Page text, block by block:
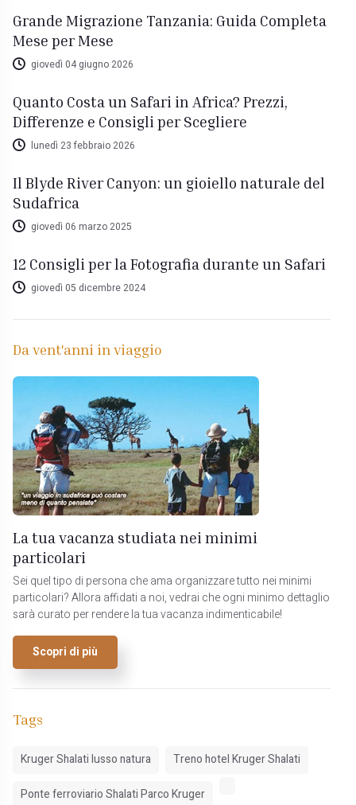
Grande Migrazione Tanzania: Guida Completa
Mese per Mese
giovedì 04 giugno 2026
Quanto Costa un Safari in Africa? Prezzi,
Differenze e Consigli per Scegliere
lunedì 23 febbraio 2026
Il Blyde River Canyon: un gioiello naturale del
Sudafrica
giovedì 06 marzo 2025
12 Consigli per la Fotografia durante un Safari
giovedì 05 dicembre 2024
Da vent'anni in viaggio
La tua vacanza studiata nei minimi
particolari
Sei quel tipo di persona che ama organizzare tutto nei minimi
particolari? Allora affidati a noi, vedrai che ogni minimo dettaglio
sarà curato per rendere la tua vacanza indimenticabile!
Scopri di più
Tags
Kruger Shalati lusso natura Treno hotel Kruger Shalati
Ponte ferroviario Shalati Parco Kruger